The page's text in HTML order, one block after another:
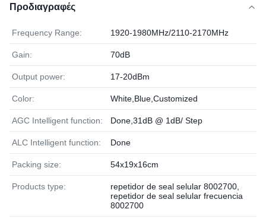
Προδιαγραφές
Frequency Range: 1920-1980MHz/2110-2170MHz
Gain: 70dB
Output power: 17-20dBm
Color: White,Blue,Customized
AGC Intelligent function: Done,31dB @ 1dB/ Step
ALC Intelligent function: Done
Packing size: 54x19x16cm
Products type:
repetidor de seal selular 8002700,
repetidor de seal selular frecuencia
8002700